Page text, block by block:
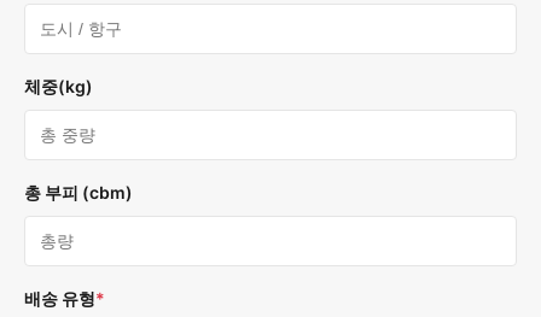
체중(kg)
총 부피 (cbm)
배송 유형*